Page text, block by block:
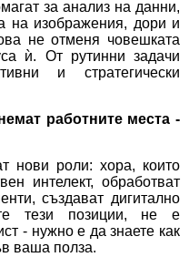
за анализ на данни,
на изображения, дори и
не отменя човешката
ѝ. От рутинни задачи
и стратегически
работните места -
нови роли: хора, които
интелект, обработват
създават дигитално
тези позиции, не е
- нужно е да знаете как
ваша полза.